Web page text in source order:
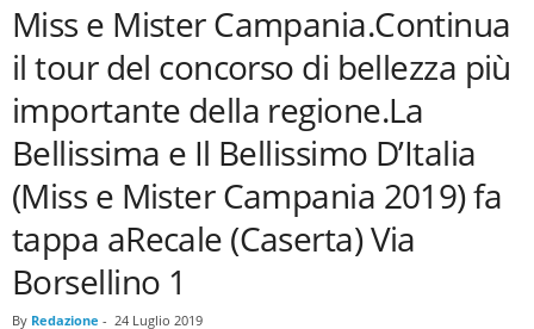
Miss e Mister Campania.Continua
il tour del concorso di bellezza più
importante della regione.La
Bellissima e Il Bellissimo D’Italia
(Miss e Mister Campania 2019) fa
tappa aRecale (Caserta) Via
Borsellino 1
By Redazione - 24 Luglio 2019